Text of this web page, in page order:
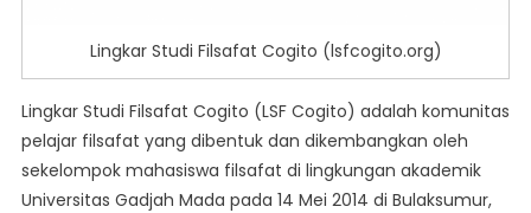
C1c2.
Lingkar Studi Filsafat Cogito (lsfcogito.org)
Lingkar Studi Filsafat Cogito (LSF Cogito) adalah komunitas
pelajar filsafat yang dibentuk dan dikembangkan oleh
sekelompok mahasiswa filsafat di lingkungan akademik
Universitas Gadjah Mada pada 14 Mei 2014 di Bulaksumur,